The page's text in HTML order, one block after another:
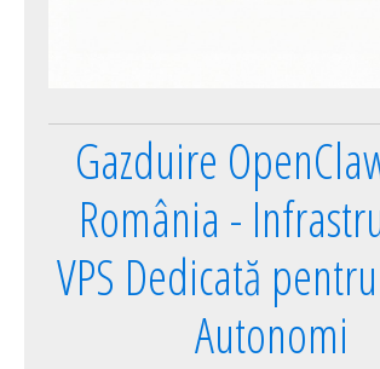
Gazduire
România -
VPS Dedicată
Autonomi